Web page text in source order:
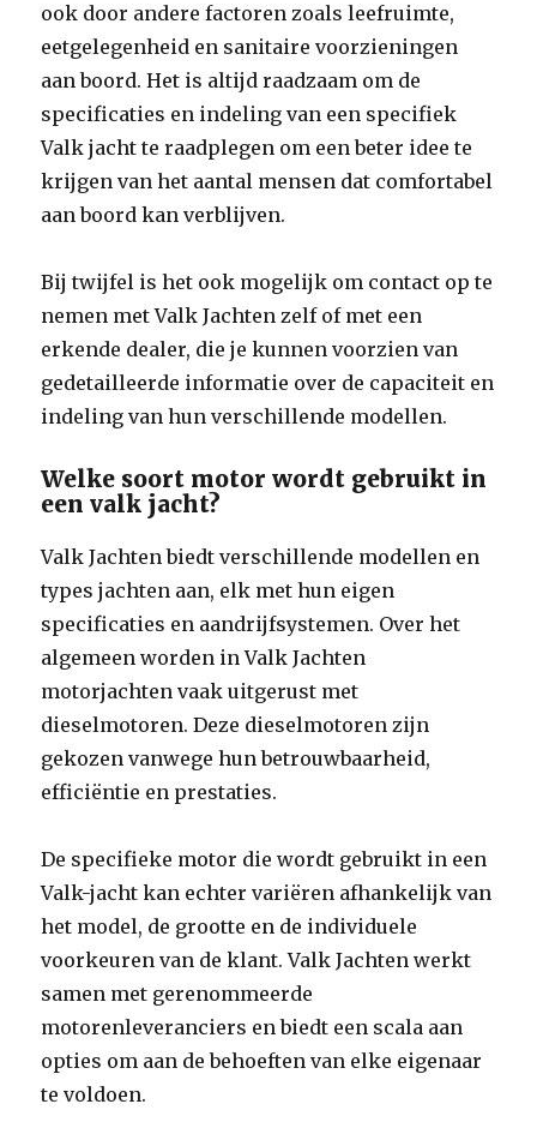
ook door andere factoren zoals leefruimte,
eetgelegenheid en sanitaire voorzieningen
aan boord. Het is altijd raadzaam om de
specificaties en indeling van een specifiek
Valk jacht te raadplegen om een beter idee te
krijgen van het aantal mensen dat comfortabel
aan boord kan verblijven.
Bij twijfel is het ook mogelijk om contact op te
nemen met Valk Jachten zelf of met een
erkende dealer, die je kunnen voorzien van
gedetailleerde informatie over de capaciteit en
indeling van hun verschillende modellen.
Welke soort motor wordt gebruikt in
een valk jacht?
Valk Jachten biedt verschillende modellen en
types jachten aan, elk met hun eigen
specificaties en aandrijfsystemen. Over het
algemeen worden in Valk Jachten
motorjachten vaak uitgerust met
dieselmotoren. Deze dieselmotoren zijn
gekozen vanwege hun betrouwbaarheid,
efficiëntie en prestaties.
De specifieke motor die wordt gebruikt in een
Valk-jacht kan echter variëren afhankelijk van
het model, de grootte en de individuele
voorkeuren van de klant. Valk Jachten werkt
samen met gerenommeerde
motorenleveranciers en biedt een scala aan
opties om aan de behoeften van elke eigenaar
te voldoen.